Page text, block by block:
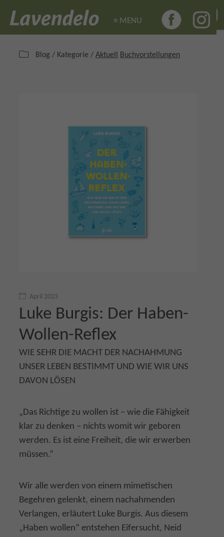
≡ MENU
≡ MENU
Blog / Kategorie / Aktuell Buchvorstellungen
April 2023
Luke Burgis: Der Haben-
Wollen-Reflex
WIE SEHR DIE MACHT DER NACHAHMUNG
UNSER LEBEN BESTIMMT UND WIE WIR UNS
DAVON LÖSEN
„Das Richtige zu wollen ist – wie die Fähigkeit
klar zu denken – nichts womit wir geboren
werden. Es ist eine Freiheit, die wir erwerben
müssen.“
Wir alle werden von einem mimetischen
Begehren gelenkt, einem nachahmenden
Verlangen, erläutert Luke Burgis. Aus diesem
„Haben wollen“ entstehen Eifersucht, Neid